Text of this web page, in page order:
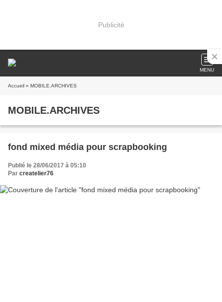
Publicité
MENU
Accueil » MOBILE.ARCHIVES
MOBILE.ARCHIVES
fond mixed média pour scrapbooking
Publié le 28/06/2017 à 05:10
Par createlier76